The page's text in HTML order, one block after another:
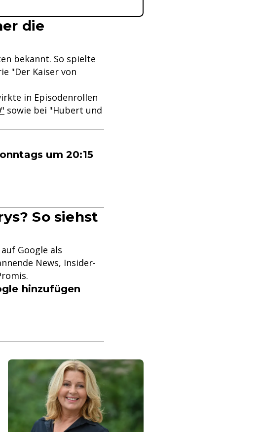
die
bekannt. So spielte
"Der Kaiser von
in Episodenrollen
sowie bei "Hubert und
um 20:15
So siehst
Google als
News, Insider-
hinzufügen